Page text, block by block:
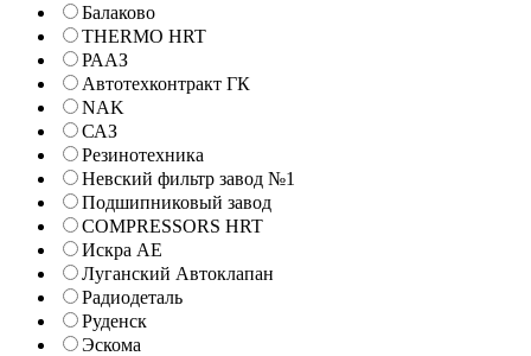
Балаково
THERMO HRT
РААЗ
Автотехконтракт ГК
NAK
САЗ
Резинотехника
Невский фильтр завод №1
Подшипниковый завод
COMPRESSORS HRT
Искра АЕ
Луганский Автоклапан
Радиодеталь
Руденск
Эскома